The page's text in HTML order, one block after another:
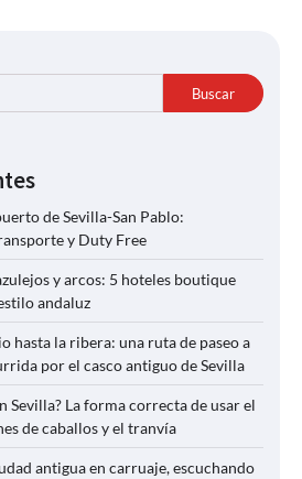
Buscar
de Sevilla-San Pablo:
y Duty Free
y arcos: 5 hoteles boutique
andaluz
hasta la ribera: una ruta de paseo a
por el casco antiguo de Sevilla
Sevilla? La forma correcta de usar el
de caballos y el tranvía
antigua en carruaje, escuchando